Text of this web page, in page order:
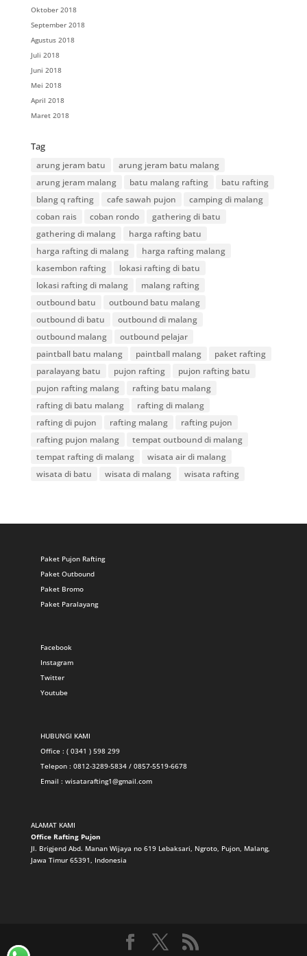
Oktober 2018
September 2018
Agustus 2018
Juli 2018
Juni 2018
Mei 2018
April 2018
Maret 2018
Tag
arung jeram batu
arung jeram batu malang
arung jeram malang
batu malang rafting
batu rafting
blang q rafting
cafe sawah pujon
camping di malang
coban rais
coban rondo
gathering di batu
gathering di malang
harga rafting batu
harga rafting di malang
harga rafting malang
kasembon rafting
lokasi rafting di batu
lokasi rafting di malang
malang rafting
outbound batu
outbound batu malang
outbound di batu
outbound di malang
outbound malang
outbound pelajar
paintball batu malang
paintball malang
paket rafting
paralayang batu
pujon rafting
pujon rafting batu
pujon rafting malang
rafting batu malang
rafting di batu malang
rafting di malang
rafting di pujon
rafting malang
rafting pujon
rafting pujon malang
tempat outbound di malang
tempat rafting di malang
wisata air di malang
wisata di batu
wisata di malang wisata rafting
Paket Pujon Rafting
Paket Outbound
Paket Bromo
Paket Paralayang
Facebook
Instagram
Twitter
Youtube
HUBUNGI KAMI
Office : ( 0341 ) 598 299
Telepon : 0812-3289-5834 / 0857-5519-6678
Email : wisatarafting1@gmail.com
ALAMAT KAMI
Office Rafting Pujon
Jl. Brigjend Abd. Manan Wijaya no 619 Lebaksari, Ngroto, Pujon, Malang,
Jawa Timur 65391, Indonesia